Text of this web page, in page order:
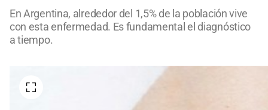
En Argentina, alrededor del 1,5% de la población vive
con esta enfermedad. Es fundamental el diagnóstico
a tiempo.